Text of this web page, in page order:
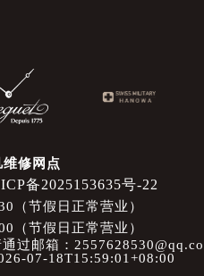
修网点
备2025153635号-22
（节假日正常营业）
（节假日正常营业）
过邮箱：
07-18T15:59:01+08:00